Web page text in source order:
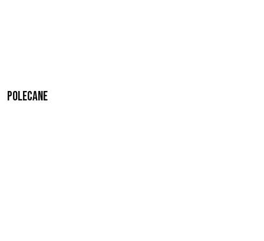
Polecane